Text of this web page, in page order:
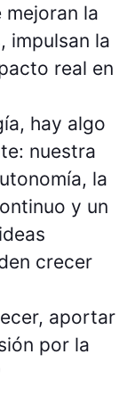
la
impulsan la
real en
hay algo
nuestra
la
y un
crecer
aportar
por la